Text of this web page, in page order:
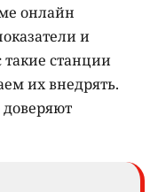
онлайн
и
станции
их внедрять.